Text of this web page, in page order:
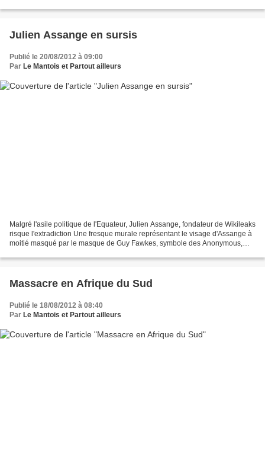
Julien Assange en sursis
Publié le 20/08/2012 à 09:00
Par Le Mantois et Partout ailleurs
Malgré l'asile politique de l'Equateur, Julien Assange, fondateur de Wikileaks
risque l'extradiction Une fresque murale représentant le visage d'Assange à
moitié masqué par le masque de Guy Fawkes, symbole des Anonymous,
Massacre en Afrique du Sud
Publié le 18/08/2012 à 08:40
Par Le Mantois et Partout ailleurs